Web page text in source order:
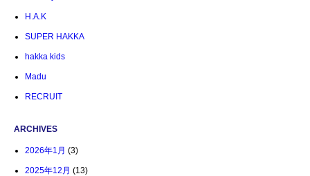
H.A.K
SUPER HAKKA
hakka kids
Madu
RECRUIT
ARCHIVES
2026年1月 (3)
2025年12月 (13)